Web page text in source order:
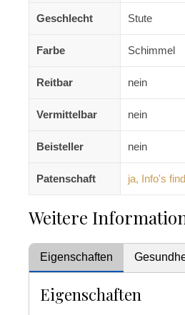
Geschlecht Stute
Farbe Schimmel
Reitbar nein
Vermittelbar nein
Beisteller nein
Patenschaft ja, Info's
Weitere
Eigenschaften
Eigenschaften